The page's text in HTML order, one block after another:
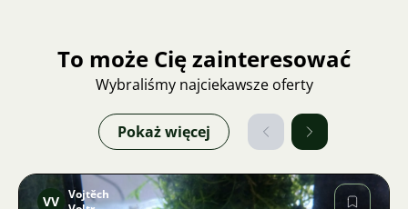
To może Cię zainteresować
Wybraliśmy najciekawsze oferty
Pokaż więcej
VV Vojtěch